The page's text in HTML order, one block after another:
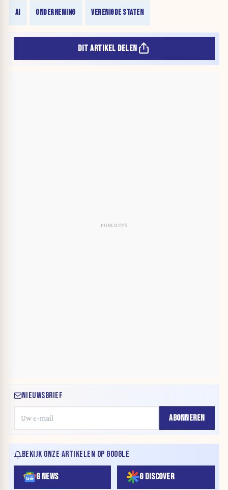
AI ONDERNEMING VERENIGDE STATEN
DIT ARTIKEL DELEN
NIEUWSBRIEF
ABONNEREN
BEKIJK ONZE ARTIKELEN OP GOOGLE
G NEWS G DISCOVER